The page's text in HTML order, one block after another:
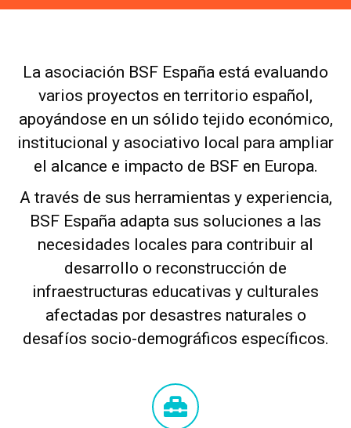
La asociación BSF España está evaluando
varios proyectos en territorio español,
apoyándose en un sólido tejido económico,
institucional y asociativo local para ampliar
el alcance e impacto de BSF en Europa.
A través de sus herramientas y experiencia,
BSF España adapta sus soluciones a las
necesidades locales para contribuir al
desarrollo o reconstrucción de
infraestructuras educativas y culturales
afectadas por desastres naturales o
desafíos socio-demográficos específicos.